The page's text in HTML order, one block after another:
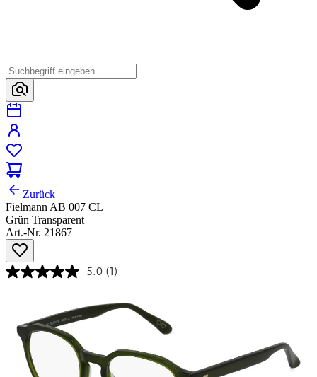
Zurück
Fielmann AB 007 CL
Grün Transparent
Art.-Nr. 21867
5.0 (1)